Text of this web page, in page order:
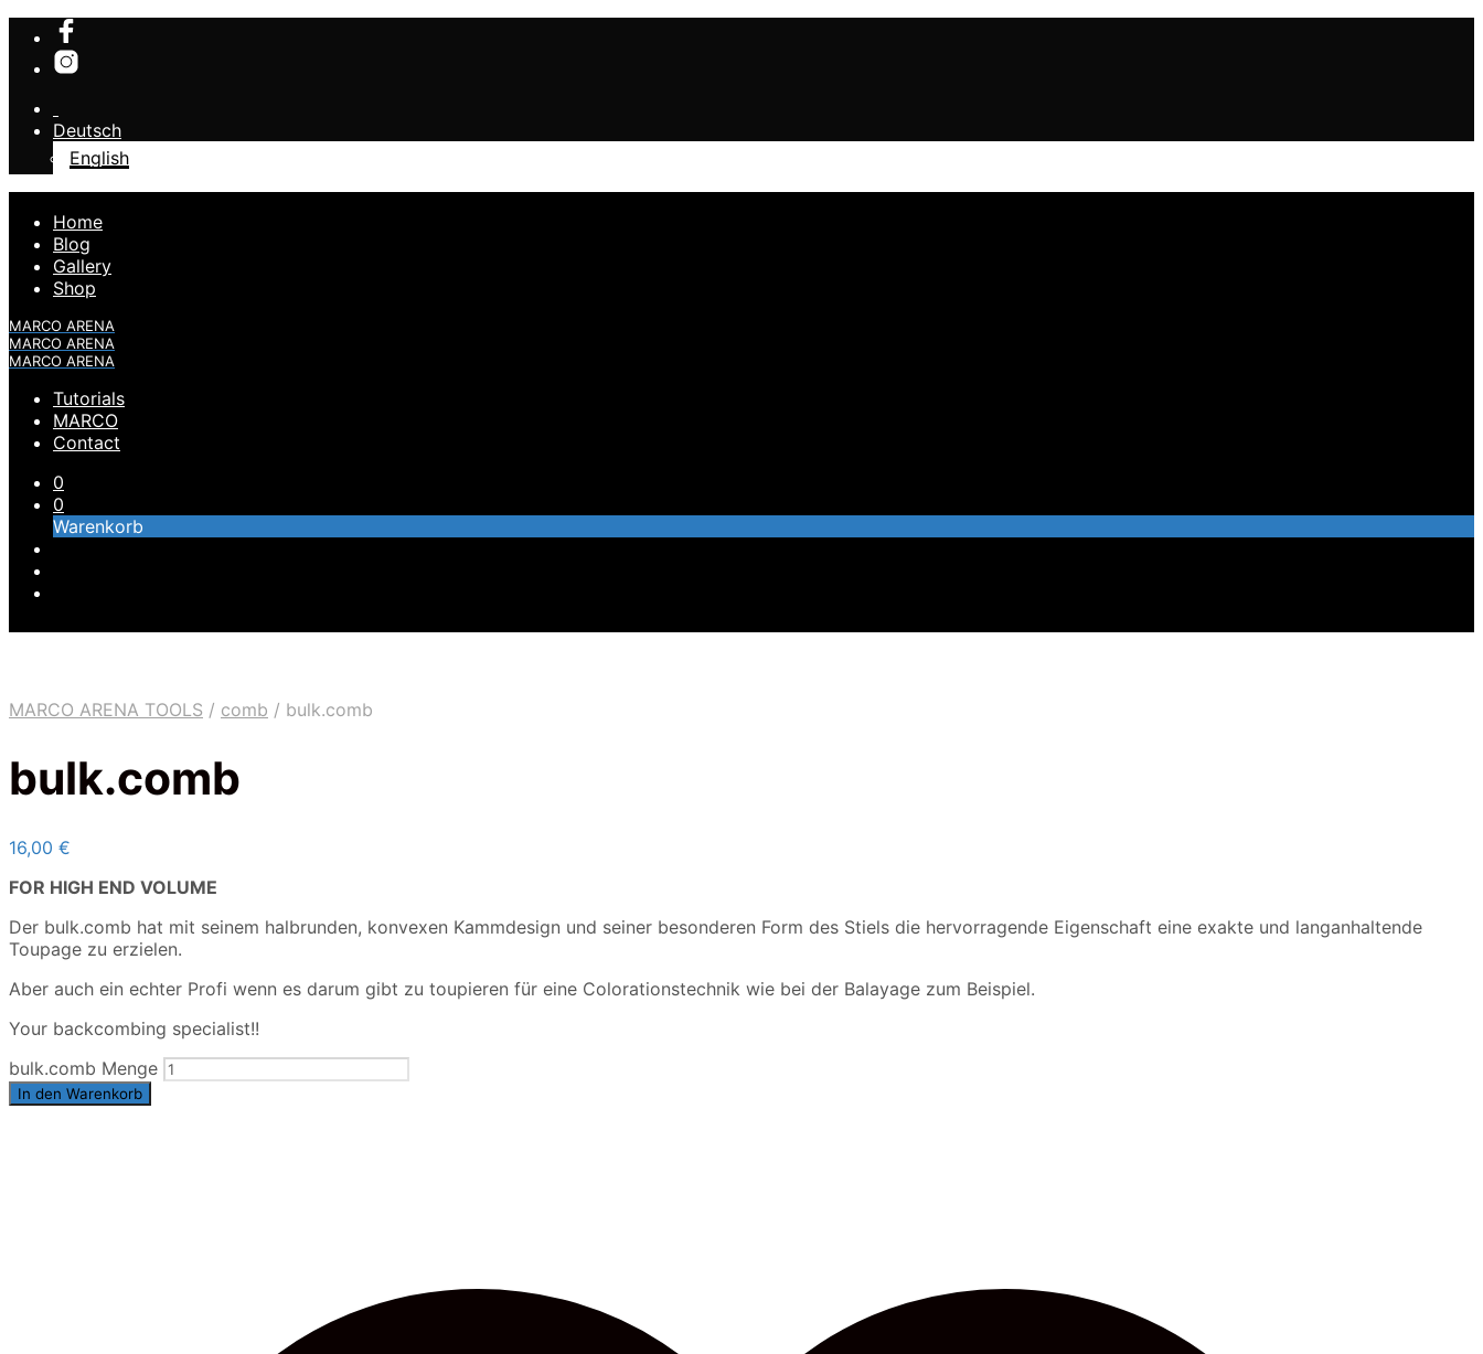
Deutsch
English
Home
Blog
Gallery
Shop
MARCO ARENA
MARCO ARENA
MARCO ARENA
Tutorials
MARCO
Contact
0
0
Warenkorb
MARCO ARENA TOOLS / comb / bulk.comb
bulk.comb
16,00 €
FOR HIGH END VOLUME
Der bulk.comb hat mit seinem halbrunden, konvexen Kammdesign und seiner besonderen Form des Stiels die hervorragende Eigenschaft eine exakte und langanhaltende
Toupage zu erzielen.
Aber auch ein echter Profi wenn es darum gibt zu toupieren für eine Colorationstechnik wie bei der Balayage zum Beispiel.
Your backcombing specialist!!
bulk.comb Menge
In den Warenkorb